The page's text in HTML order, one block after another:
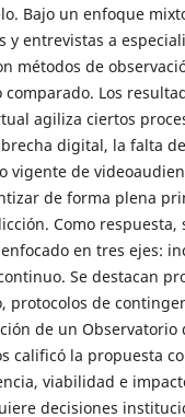
Bajo un enfoque
y entrevistas a
métodos de
Los
agiliza ciertos
digital, la falta
vigente de
de forma plena
Como
en tres ejes:
Se destacan
protocolos de
de un Observatorio
calificó la propuesta
viabilidad e
decisiones